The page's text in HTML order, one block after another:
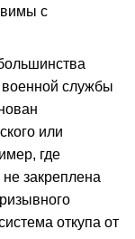
с
военной службы
или
где
закреплена
откупа от